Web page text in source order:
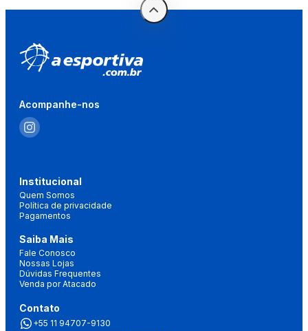
Acompanhe-nos
Institucional
Quem Somos
Política de privacidade
Pagamentos
Saiba Mais
Fale Conosco
Nossas Lojas
Dúvidas Frequentes
Venda por Atacado
Contato
+55 11 94707-9130